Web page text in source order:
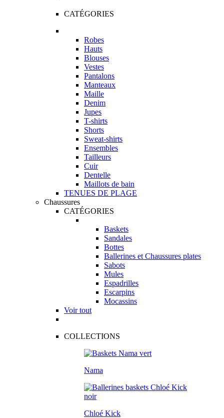
CATÉGORIES
Robes
Hauts
Blouses
Vestes
Pantalons
Manteaux
Maille
Denim
Jupes
T-shirts
Shorts
Sweat-shirts
Ensembles
Tailleurs
Cuir
Dentelle
Maillots de bain
TENUES DE PLAGE
Chaussures
CATÉGORIES
Baskets
Sandales
Bottes
Ballerines et Chaussures plates
Sabots
Mules
Espadrilles
Escarpins
Mocassins
Voir tout
COLLECTIONS
Nama
Chloé Kick